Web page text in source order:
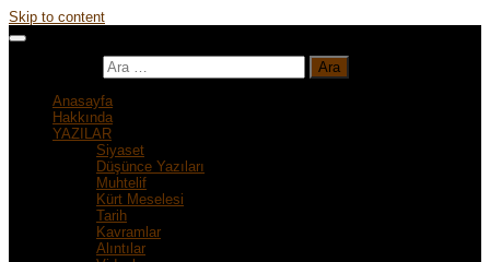
Skip to content
Anasayfa
Hakkında
YAZILAR
Siyaset
Düşünce Yazıları
Muhtelif
Kürt Meselesi
Tarih
Kavramlar
Alıntılar